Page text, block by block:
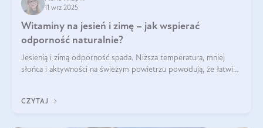
11 wrz 2025
Witaminy na jesień i zimę – jak wspierać
odporność naturalnie?
Jesienią i zimą odporność spada. Niższa temperatura, mniej
słońca i aktywności na świeżym powietrzu powodują, że łatwiej
suplementować jesienią i zimą?
CZYTAJ